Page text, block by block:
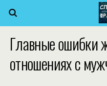
Главные ошибки
отношениях с